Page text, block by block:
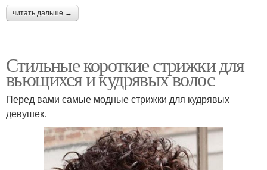
читать дальше →
Стильные короткие стрижки для
вьющихся и кудрявых волос
Перед вами самые модные стрижки для кудрявых
девушек.